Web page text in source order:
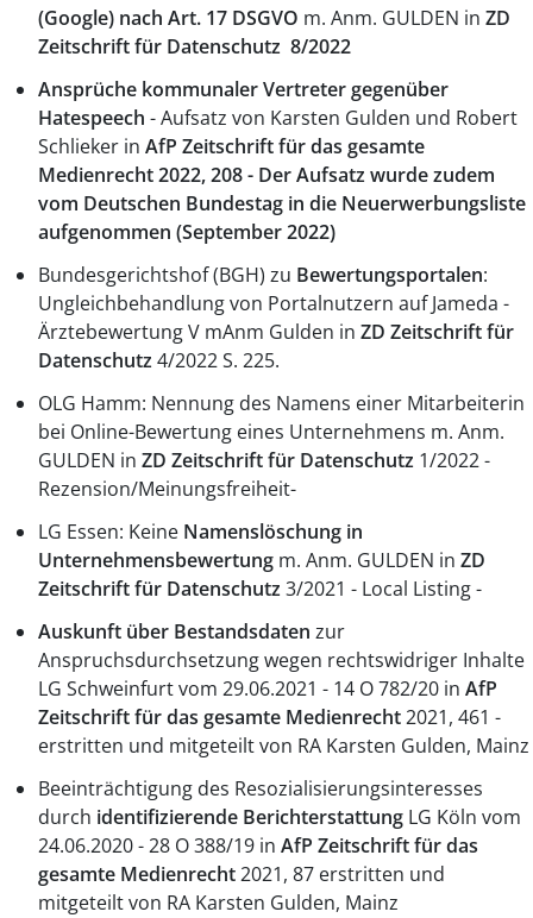
(Google) nach Art. 17 DSGVO m. Anm. GULDEN in ZD
Zeitschrift für Datenschutz 8/2022
Ansprüche kommunaler Vertreter gegenüber
Hatespeech - Aufsatz von Karsten Gulden und Robert
Schlieker in AfP Zeitschrift für das gesamte
Medienrecht 2022, 208 - Der Aufsatz wurde zudem
vom Deutschen Bundestag in die Neuerwerbungsliste
aufgenommen (September 2022)
Bundesgerichtshof (BGH) zu Bewertungsportalen:
Ungleichbehandlung von Portalnutzern auf Jameda -
Ärztebewertung V mAnm Gulden in ZD Zeitschrift für
Datenschutz4/2022 S. 225.
OLG Hamm: Nennung des Namens einer Mitarbeiterin
bei Online-Bewertung eines Unternehmens m. Anm.
GULDEN in ZD Zeitschrift für Datenschutz 1/2022 -
Rezension/Meinungsfreiheit-
LG Essen: Keine Namenslöschung in
Unternehmensbewertung m. Anm. GULDEN in ZD
Zeitschrift für Datenschutz3/2021 - Local Listing -
Auskunft über Bestandsdaten zur
Anspruchsdurchsetzung wegen rechtswidriger Inhalte
LG Schweinfurt vom 29.06.2021 - 14 O 782/20 in AfP
Zeitschrift für das gesamte Medienrecht2021, 461 -
erstritten und mitgeteilt von RA Karsten Gulden, Mainz
Beeinträchtigung des Resozialisierungsinteresses
durch identifizierende Berichterstattung LG Köln vom
24.06.2020 - 28 O 388/19 in AfP Zeitschrift für das
gesamte Medienrecht2021, 87 erstritten und
mitgeteilt von RA Karsten Gulden, Mainz